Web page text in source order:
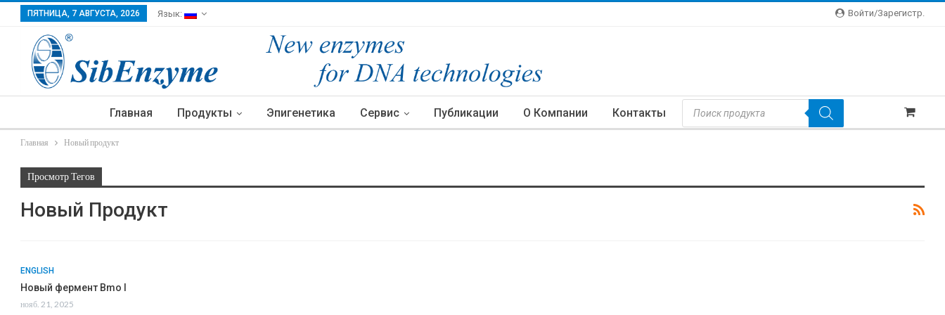
Войти/зарегистр.
ПЯТНИЦА, 7 АВГУСТА, 2026 Язык:
Главная Продукты Эпигенетика Сервис Публикации О Компании Контакты
Поиск
Товаров
Главная Новый продукт
Просмотр Тегов
Новый Продукт
ENGLISH
Новый фермент Bmo I
нояб. 21, 2025